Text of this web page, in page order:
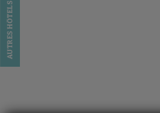
AUTRES HÔTELS